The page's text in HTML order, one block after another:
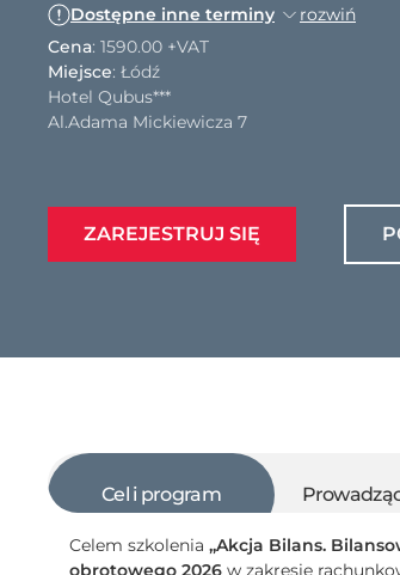
Dostępne inne terminy
rozwiń
Cena: 1590.00 +VAT
Miejsce: Łódź
Hotel Qubus***
Al.Adama Mickiewicza 7
ZAREJESTRUJ SIĘ
Cel i program
Celem szkolenia „Akcja Bilans.
obrotowego 2026 w zakresie